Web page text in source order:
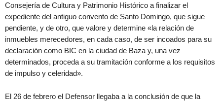
Consejería de Cultura y Patrimonio Histórico a finalizar el
expediente del antiguo convento de Santo Domingo, que sigue
pendiente, y de otro, que valore y determine «la relación de
inmuebles merecedores, en cada caso, de ser incoados para su
declaración como BIC en la ciudad de Baza y, una vez
determinados, proceda a su tramitación conforme a los requisitos
de impulso y celeridad».
El 26 de febrero el Defensor llegaba a la conclusión de que la